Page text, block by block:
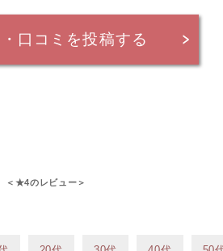
口コミを投稿する
＜★4のレビュー＞